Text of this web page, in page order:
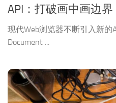
API：打破画中画边界
现代Web浏览器不断引入新的
Document ...